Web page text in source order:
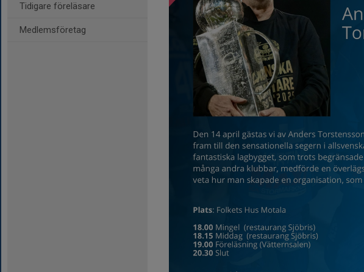
Tidigare föreläsare
Medlemsföretag